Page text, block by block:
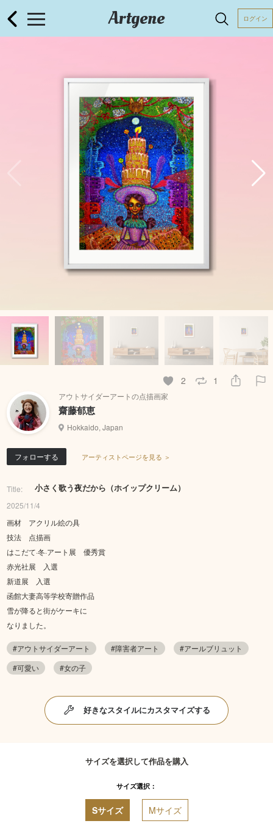
Artgene ログイン
2 1
アウトサイダーアートの点描画家
齋藤郁恵
Hokkaido, Japan
フォローする アーティストページを見る ＞
Title: 小さく歌う夜だから（ホイップクリーム）
2025/11/4
画材 アクリル絵の具
技法 点描画
はこだて·冬·アート展 優秀賞
赤光社展 入選
新道展 入選
函館大妻高等学校寄贈作品
雪が降ると街がケーキに
なりました。
#アウトサイダーアート #障害者アート
#アールブリュット
#可愛い
#女の子
好きなスタイルにカスタマイズする
サイズを選択して作品を購入
サイズ選択：
Sサイズ Mサイズ